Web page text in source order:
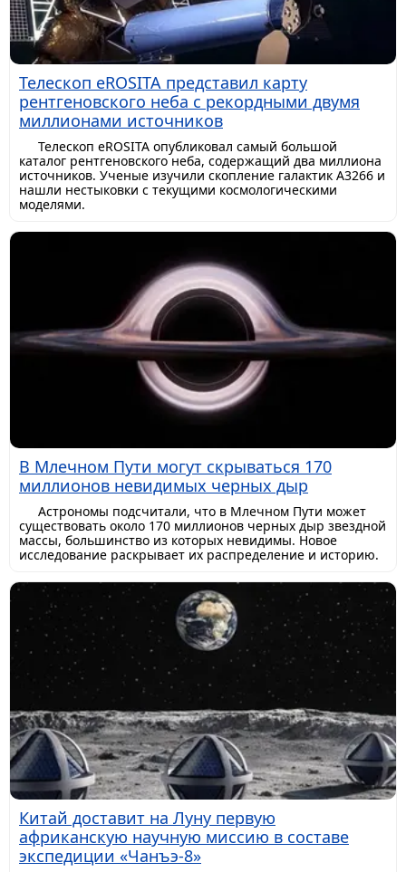
Телескоп eROSITA представил карту
рентгеновского неба с рекордными двумя
миллионами источников
Телескоп eROSITA опубликовал самый большой
каталог рентгеновского неба, содержащий два миллиона
источников. Ученые изучили скопление галактик A3266 и
нашли нестыковки с текущими космологическими
моделями.
В Млечном Пути могут скрываться 170
миллионов невидимых черных дыр
Астрономы подсчитали, что в Млечном Пути может
существовать около 170 миллионов черных дыр звездной
массы, большинство из которых невидимы. Новое
исследование раскрывает их распределение и историю.
Китай доставит на Луну первую
африканскую научную миссию в составе
экспедиции «Чанъэ-8»